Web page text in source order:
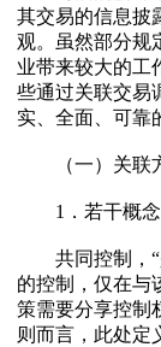
其交易的信息披
观。虽然部分规
业带来较大的工
些通过关联交易
实、全面、可靠
（一）关联
1．若干概念
共同控制，“
的控制，仅在与
策需要分享控制
则而言，此处定